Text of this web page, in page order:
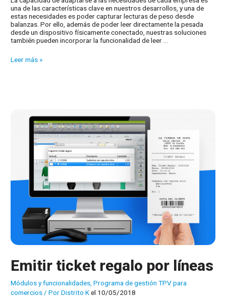
una de las características clave en nuestros desarrollos, y una de
estas necesidades es poder capturar lecturas de peso desde
balanzas. Por ello, además de poder leer directamente la pesada
desde un dispositivo físicamente conectado, nuestras soluciones
también pueden incorporar la funcionalidad de leer …
Lectura
contiene
múltiples
pesadas
Leer más »
Emitir ticket regalo por líneas
Módulos y funcionalidades ,Programa de gestión TPV para
comercios / PorDistrito Kel 10/05/2018